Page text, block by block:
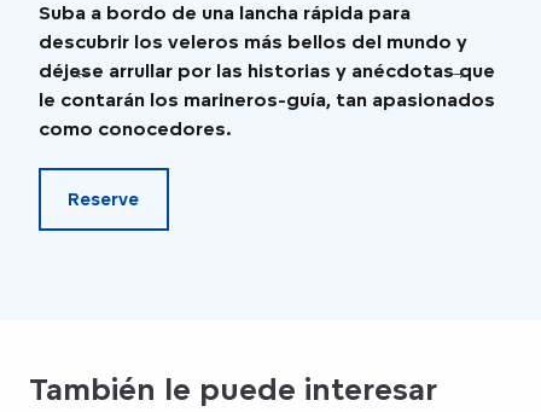
Suba a bordo de una lancha rápida para
descubrir los veleros más bellos del mundo y
déjese arrullar por las historias y anécdotas que
le contarán los marineros-guía, tan apasionados
como conocedores.
Reserve
También le puede interesar